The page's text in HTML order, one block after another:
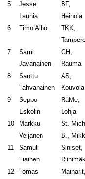
5
Jesse
Launia
BF,
Heinola
6 Timo Alho
TKK,
Tampere
7
Sami
Javanainen
GH,
Rauma
8
Santtu
Tahvanainen
AS,
Kouvola
9
Seppo
Eskolin
RäMe,
Lohja
10
Markku
Veijanen
St.
B.,
11
Samuli
Tiainen
Siniset,
12
Tomas
Mainarit,